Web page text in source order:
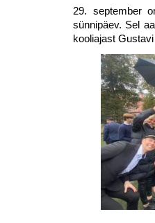
29. september
sünnipäev. Sel
kooliajast